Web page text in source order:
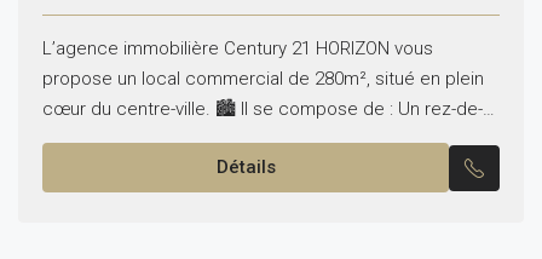
L’agence immobilière Century 21 HORIZON vous
propose un local commercial de 280m², situé en plein
cœur du centre-ville. 🏙️ Il se compose de : Un rez-de-
chaussée en open space de 280 m²...
Détails